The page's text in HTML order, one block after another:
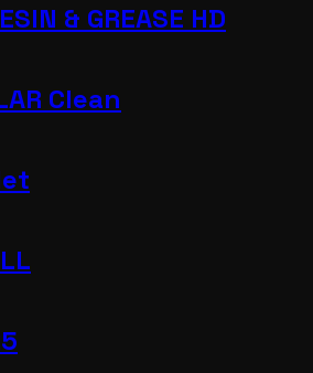
& GREASE HD
Clean